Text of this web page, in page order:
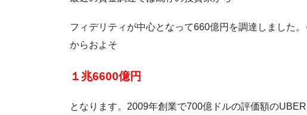
フィデリティが中心となって660億円を調達しました
からおよそ
１兆6600億円
となります。2009年創業で700億ドルの評価額の